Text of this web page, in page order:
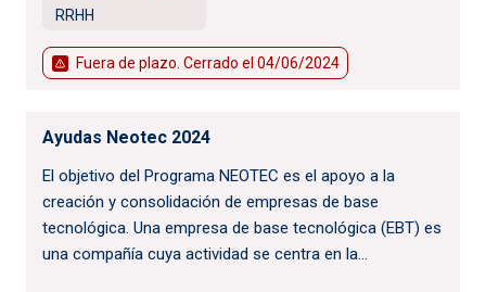
RRHH
Fuera de plazo. Cerrado el 04/06/2024
Ayudas Neotec 2024
El objetivo del Programa NEOTEC es el apoyo a la
creación y consolidación de empresas de base
tecnológica. Una empresa de base tecnológica (EBT) es
una compañía cuya actividad se centra en la...